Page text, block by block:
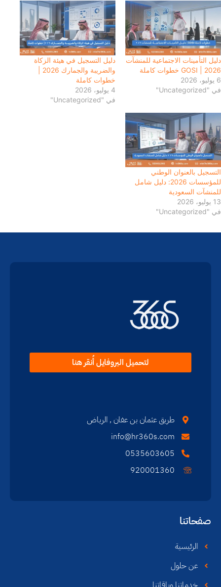
دليل التأمينات الاجتماعية للمنشآت
2026 | GOSI خطوات كاملة
6 يوليو، 2026
في "Uncategorized"
دليل التسجيل في هيئة الزكاة
خطوات كاملة
4 يوليو، 2026
في "Uncategorized"
التسجيل بالعنوان الوطني
للمؤسسات 2026: دليل شامل
للمنشآت السعودية
13 يوليو، 2026
في "Uncategorized"
لتحميل البروفايل أُنقر هنا
طريق عثمان بن عفان , الرياض
info@hr360s.com
0535603605
920001360
صفحاتنا
الرئيسية
عن حلول